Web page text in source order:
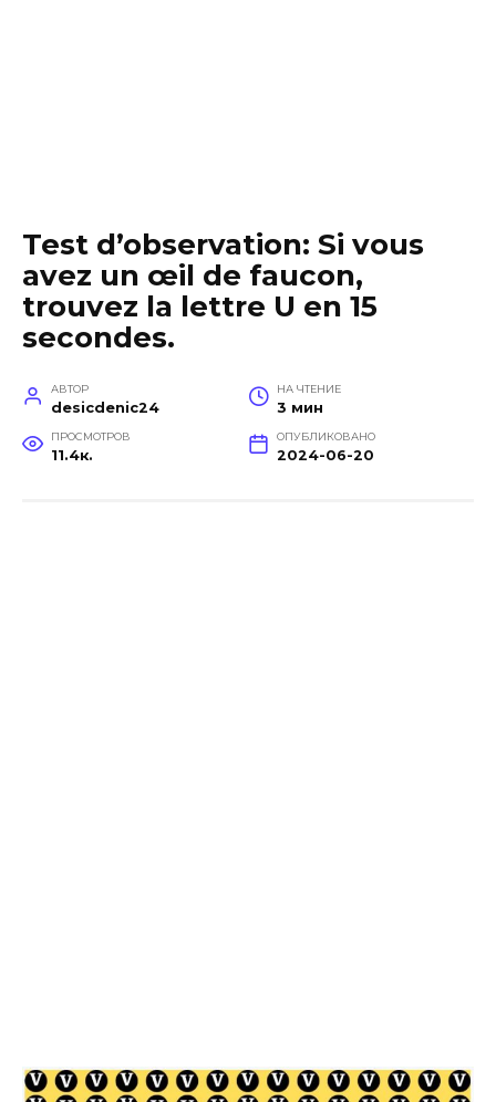
Test d’observation: Si vous
avez un œil de faucon,
trouvez la lettre U en 15
secondes.
АВТОР
desicdenic24
НА ЧТЕНИЕ
3 мин
ПРОСМОТРОВ
11.4к.
ОПУБЛИКОВАНО
2024-06-20